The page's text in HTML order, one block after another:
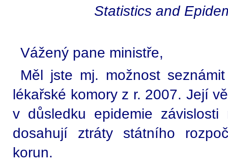
Statistics and
Vážený pane ministře,
Měl jste mj. možnost
lékařské komory z r. 2007. Její
v důsledku epidemie závislosti
dosahují ztráty státního
korun.